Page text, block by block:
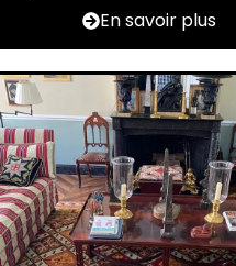
En savoir plus